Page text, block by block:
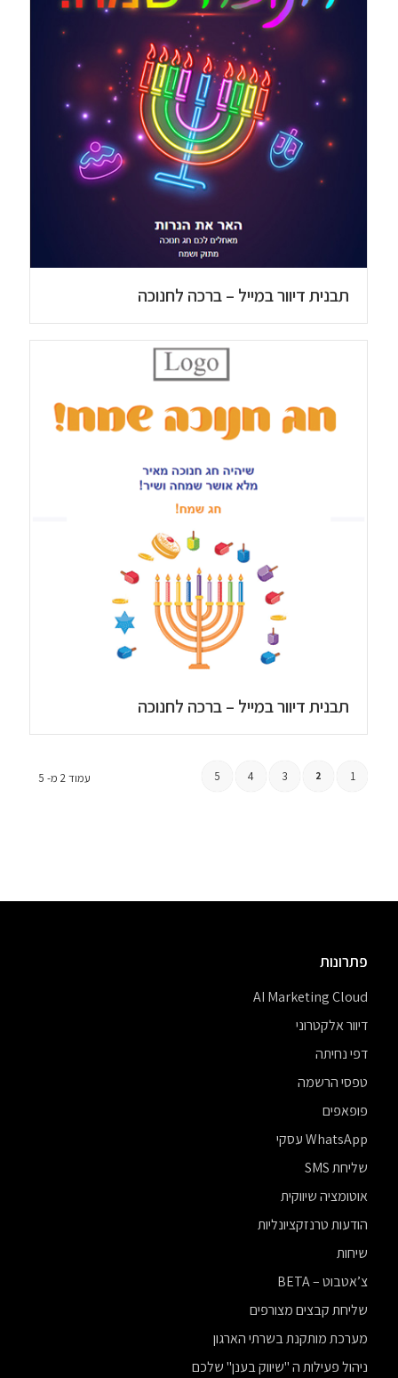
תבנית דיוור במייל – ברכה לחנוכה
תבנית דיוור במייל – ברכה לחנוכה
עמוד 2 מ- 5 1
2
3
4
5
פתרונות
AI Marketing Cloud
דיוור אלקטרוני
דפי נחיתה
טפסי הרשמה
פופאפים
WhatsApp עסקי
שליחת SMS
אוטומציה שיווקית
הודעות טרנזקציונליות
שיחות
צ’אטבוט – BETA
שליחת קבצים מצורפים
מערכת מותקנת בשרתי הארגון
ניהול פעילות ה "שיווק בענן" שלכם